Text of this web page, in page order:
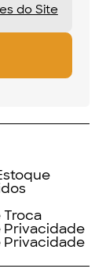
do Site
Privacidade
Privacidade